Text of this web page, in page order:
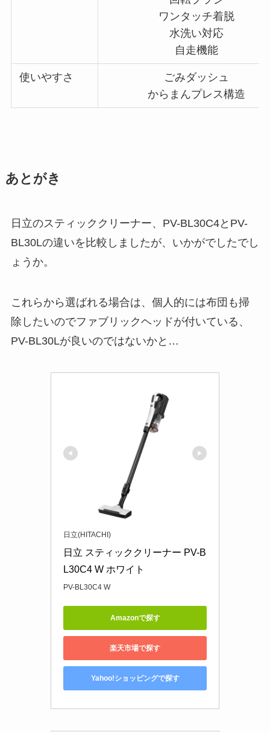
ワンタッチ着脱
水洗い対応
自走機能
使いやすさ
ごみダッシュ
からまんプレス構造
あとがき
日立のスティッククリーナー、PV-BL30C4とPV-
BL30Lの違いを比較しましたが、いかがでしたでし
ょうか。
これらから選ばれる場合は、個人的には布団も掃
除したいのでファブリックヘッドが付いている、
PV-BL30Lが良いのではないかと…
日立(HITACHI)
日立 スティッククリーナー PV-B
L30C4 W ホワイト
PV-BL30C4 W
Amazonで探す
楽天市場で探す
Yahoo!ショッピングで探す